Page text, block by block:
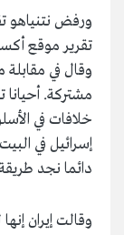
ورفض نتنياهو
تقرير موقع
وقال في
مشتركة.
خلافات في
إسرائيل في
دائما نجد
وقالت إيران